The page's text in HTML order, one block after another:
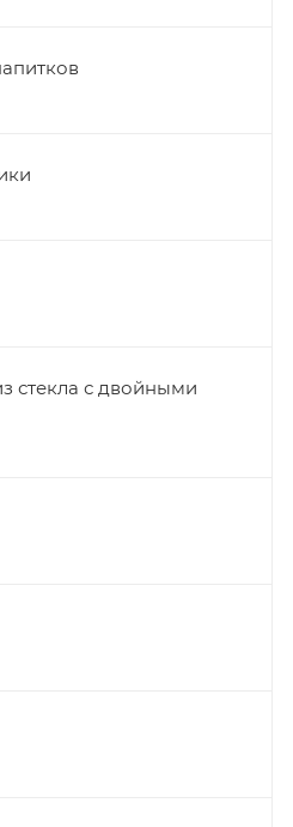
стекла с двойными